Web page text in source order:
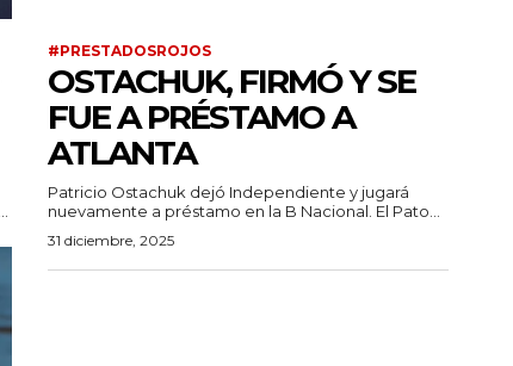
#PRESTADOSROJOS
OSTACHUK, FIRMÓ Y SE
FUE A PRÉSTAMO A
ATLANTA
Patricio Ostachuk dejó Independiente y jugará
nuevamente a préstamo en la B Nacional. El Pato...
31 diciembre, 2025